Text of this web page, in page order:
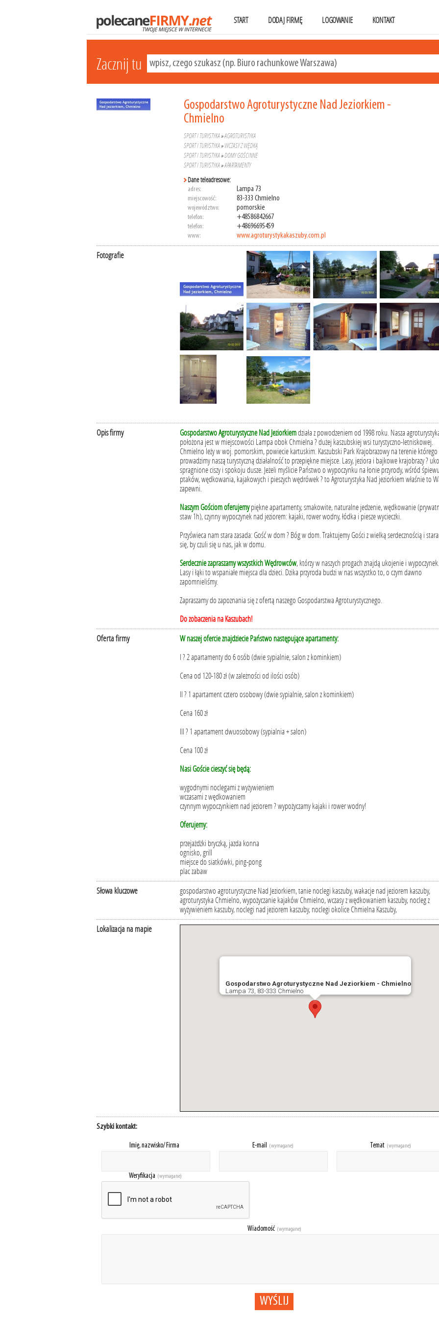
START DODAJ FIRMĘ LOGOWANIE KONTAKT
Zacznij tu
Gospodarstwo Agroturystyczne Nad Jeziorkiem -
Chmielno
SPORT I TURYSTYKA »AGROTURYSTYKA
SPORT I TURYSTYKA » WCZASY Z WĘDKĄ
SPORT I TURYSTYKA »DOMY GOŚCINNE
SPORT I TURYSTYKA »APARTAMENTY
Dane teleadresowe:
adres: Lampa 73
miejscowość: 83-333 Chmielno
województwo: pomorskie
telefon: +48586842667
telefon: +48696695459
www: www.agroturystykakaszuby.com.pl
Fotografie
Opis firmy Gospodarstwo Agroturystyczne Nad Jeziorkiemdziała z powodzeniem od 1998 roku. Nasza
położona jest w miejscowości Lampa obok Chmielna ? dużej kaszubskiej wsi turystyczno-letniskowej.
Chmielno leży w woj. pomorskim, powiecie kartuskim. Kaszubski Park Krajobrazowy na terenie którego
prowadzimy naszą turystyczną działalność to przepiękne miejsce. Lasy, jeziora i bajkowe krajobrazy ?
spragnione ciszy i spokoju dusze. Jeżeli myślicie Państwo o wypoczynku na łonie przyrody, wśród śpiewu
ptaków, wędkowania, kajakowych i pieszych wędrówek ? to Agroturystyka Nad jeziorkiem właśnie to
zapewni.
Naszym Gościom oferujemypiękne apartamenty, smakowite, naturalne jedzenie, wędkowanie
staw 1h), czynny wypoczynek nad jeziorem: kajaki, rower wodny, łódka i piesze wycieczki.
Przyświeca nam stara zasada: Gość w dom ? Bóg w dom. Traktujemy Gości z wielką serdecznością i
się, by czuli się u nas, jak w domu.
Serdecznie zapraszamy wszystkich Wędrowców, którzy w naszych progach znajdą ukojenie i wypoczynek.
Lasy i łąki to wspaniałe miejsca dla dzieci. Dzika przyroda budzi w nas wszystko to, o czym dawno
zapomnieliśmy.
Zapraszamy do zapoznania się z ofertą naszego Gospodarstwa Agroturystycznego.
Do zobaczenia na Kaszubach!
Oferta firmy
W naszej ofercie znajdziecie Państwo następujące apartamenty:
I ? 2 apartamenty do 6 osób (dwie sypialnie, salon z kominkiem)
Cena od 120-180 zł (w zależności od ilości osób)
II ? 1 apartament cztero osobowy (dwie sypialnie, salon z kominkiem)
Cena 160 zł
III ? 1 apartament dwuosobowy (sypialnia + salon)
Cena 100 zł
Nasi Goście cieszyć się będą:
wygodnymi noclegami z wyżywieniem
wczasami z wędkowaniem
czynnym wypoczynkiem nad jeziorem ? wypożyczamy kajaki i rower wodny!
Oferujemy:
przejażdżki bryczką, jazda konna
ognisko, grill
miejsce do siatkówki, ping-pong
plac zabaw
Słowa kluczowe
gospodarstwo agroturystyczne Nad Jeziorkiem, tanie noclegi kaszuby, wakacje nad jeziorem kaszuby,
agroturystyka Chmielno, wypożyczanie kajaków Chmielno, wczasy z wędkowaniem kaszuby, nocleg z
wyżywieniem kaszuby, noclegi nad jeziorem kaszuby, noclegi okolice Chmielna Kaszuby,
Lokalizacja na mapie
Gospodarstwo Agroturystyczne Nad Jeziorkiem - Chmielno
Lampa 73, 83-333 Chmielno
Szybki kontakt:
Imię, nazwisko/ Firma E-mail (wymagane) Temat (wymagane)
Weryfikacja (wymagane)
Wiadomość (wymagane)
WYŚLIJ